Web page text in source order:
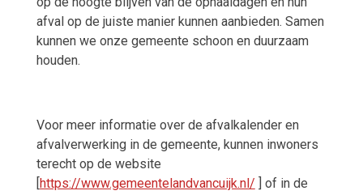
afval op de juiste manier kunnen aanbieden. Samen
kunnen we onze gemeente schoon en duurzaam
houden.
Voor meer informatie over de afvalkalender en
afvalverwerking in de gemeente, kunnen inwoners
terecht op de website
[https://www.gemeentelandvancuijk.nl/ ] of in de